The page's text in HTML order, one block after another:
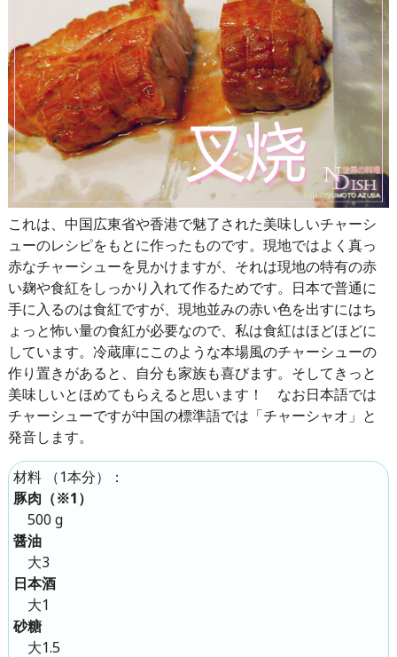
これは、中国広東省や香港で魅了された美味しいチャーシ
ューのレシピをもとに作ったものです。現地ではよく真っ
赤なチャーシューを見かけますが、それは現地の特有の赤
い麹や食紅をしっかり入れて作るためです。日本で普通に
手に入るのは食紅ですが、現地並みの赤い色を出すにはち
ょっと怖い量の食紅が必要なので、私は食紅はほどほどに
しています。冷蔵庫にこのような本場風のチャーシューの
作り置きがあると、自分も家族も喜びます。そしてきっと
美味しいとほめてもらえると思います！ なお日本語では
チャーシューですが中国の標準語では「チャーシャオ」と
発音します。
材料 （1本分）：
豚肉（※1）
500 g
醤油
大3
日本酒
大1
砂糖
大1.5